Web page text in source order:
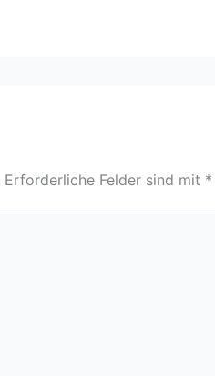
Erforderliche Felder sind mit *